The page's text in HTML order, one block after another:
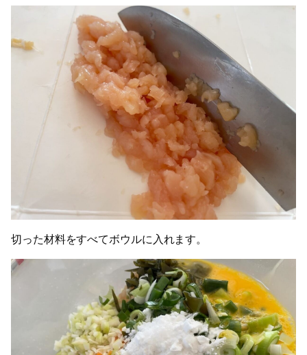
切った材料をすべてボウルに入れます。